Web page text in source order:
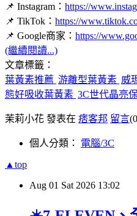
📌 Instagram： https://
📌 TikTok： https://
📌 Google商家： https://
(繼續閱讀...)
文章標籤：
葉黃素推薦 游離型葉黃素 威
態好吸收葉黃素 3C世代晶亮
茉莉小花 發表在 痞客邦 留言
個人分類： 電腦/3C
▲top
Aug 01 Sat 2026 13:02